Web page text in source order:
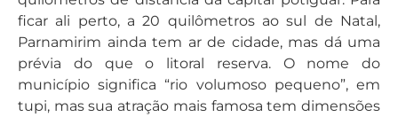
ficar ali perto, a 20 quilômetros ao sul de Natal,
Parnamirim ainda tem ar de cidade, mas dá uma
prévia do que o litoral reserva. O nome do
município significa “rio volumoso pequeno”, em
tupi, mas sua atração mais famosa tem dimensões